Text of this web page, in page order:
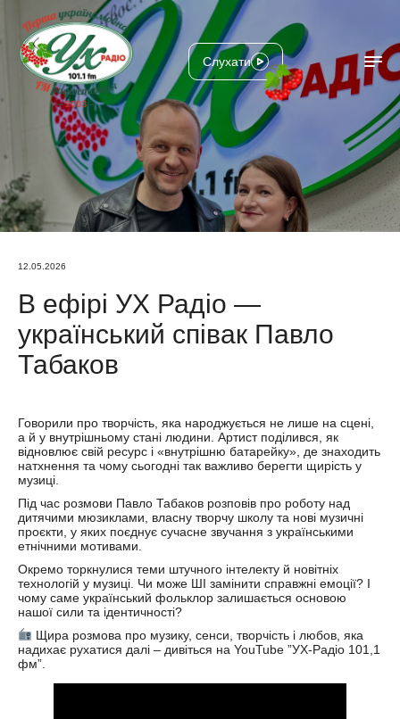
Слухати
12.05.2026
В ефірі УХ Радіо —
український співак Павло
Табаков
Говорили про творчість, яка народжується не лише на сцені,
а й у внутрішньому стані людини. Артист поділився, як
відновлює свій ресурс і «внутрішню батарейку», де знаходить
натхнення та чому сьогодні так важливо берегти щирість у
музиці.
Під час розмови Павло Табаков розповів про роботу над
дитячими мюзиклами, власну творчу школу та нові музичні
проєкти, у яких поєднує сучасне звучання з українськими
етнічними мотивами.
Окремо торкнулися теми штучного інтелекту й новітніх
технологій у музиці. Чи може ШI замінити справжні емоції? І
чому саме український фольклор залишається основою
нашої сили та ідентичності?
Щира розмова про музику, сенси, творчість і любов, яка
надихає рухатися далі – дивіться на YouTube ”УХ-Радіо 101,1
фм”.